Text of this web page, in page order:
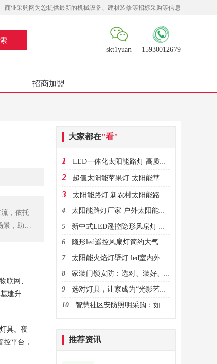
商业采购网为您提供最新的机械设备、建材装修等招标采购等信息
skt1yuan 15930012679
招商加盟
，依托
景，助力
联网、
建升
具。夜
平台，
大家都在"看"
1 LED一体化太阳能路灯 高质量草坪灯壁灯庭院灯
2 超值太阳能苹果灯 太阳能苹果灯生产厂家
3 太阳能路灯 新农村太阳能路灯供应
4 太阳能路灯厂家 户外太阳能路灯直销
5 新中式LED遥控隐形风扇灯 客厅卧室餐厅吸顶吊扇灯儿童蓝牙电吊扇
6 隐形led遥控风扇灯简约大气吊扇灯客厅卧室餐厅电风扇灯
7 太阳能火焰灯壁灯 led室内外防水投光灯太阳能庭院灯路灯
8 家装门锁安防：选对、装好、维护好，筑牢家庭安全防线
9 选对灯具，让家成为“光影艺术馆”
10 智慧社区安防照明采购：如何实现安全与节能的双重目标
推荐资讯